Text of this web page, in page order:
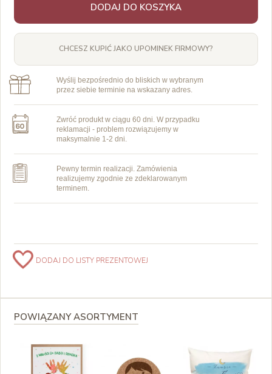
DODAJ DO KOSZYKA
CHCESZ KUPIĆ JAKO UPOMINEK FIRMOWY?
Wyślij bezpośrednio do bliskich w wybranym
przez siebie terminie na wskazany adres.
Zwróć produkt w ciągu 60 dni. W przypadku
reklamacji - problem rozwiązujemy w
maksymalnie 1-2 dni.
Pewny termin realizacji. Zamówienia
realizujemy zgodnie ze zdeklarowanym
terminem.
DODAJ DO LISTY PREZENTOWEJ
POWIĄZANY ASORTYMENT